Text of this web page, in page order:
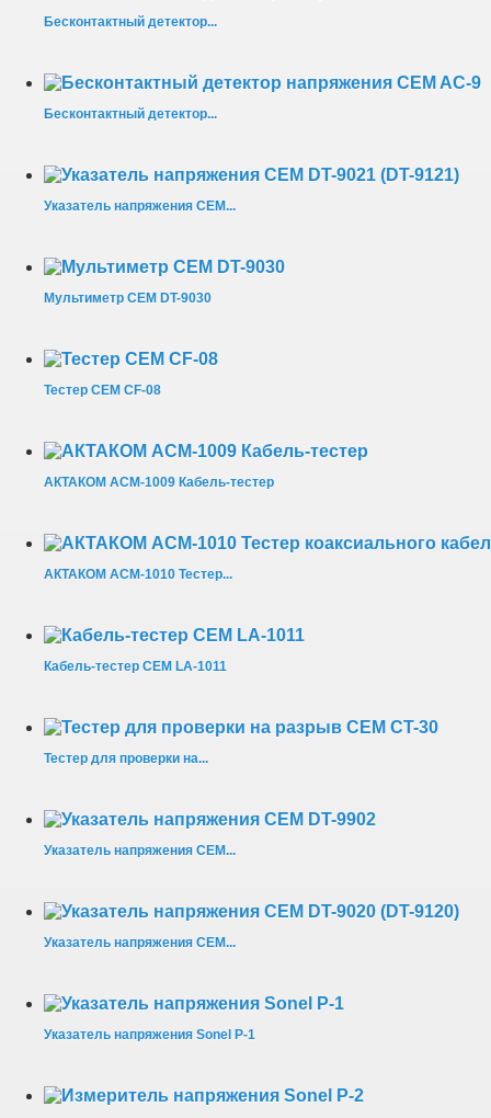
Бесконтактный детектор...
Бесконтактный детектор...
Указатель напряжения CEM...
Мультиметр CEM DT-9030
Тестер CEM CF-08
АКТАКОМ АСМ-1009 Кабель-тестер
АКТАКОМ АСМ-1010 Тестер...
Кабель-тестер CEM LA-1011
Тестер для проверки на...
Указатель напряжения CEM...
Указатель напряжения CEM...
Указатель напряжения Sonel P-1